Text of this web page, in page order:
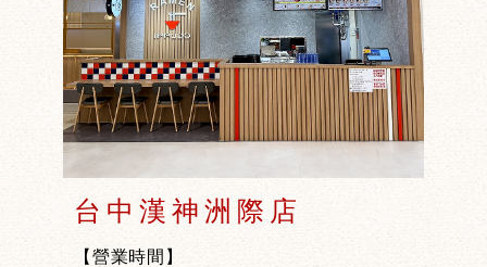
台中漢神洲際店
【營業時間】